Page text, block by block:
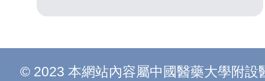
© 2023 本網站內容屬中國醫藥大學附